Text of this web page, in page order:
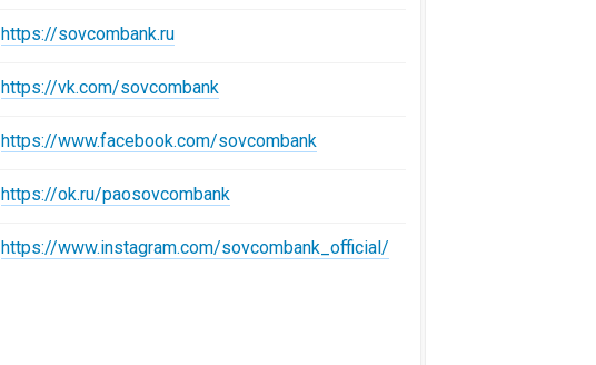
https://sovcombank.ru
https://vk.com/sovcombank
https://www.facebook.com/sovcombank
https://ok.ru/paosovcombank
https://www.instagram.com/sovcombank_official/